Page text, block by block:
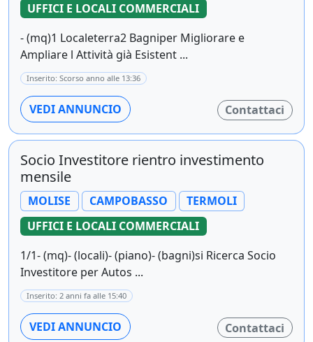
UFFICI E LOCALI COMMERCIALI
- (mq)1 Localeterra2 Bagniper Migliorare e
Ampliare l Attività già Esistent ...
Inserito: Scorso anno alle 13:36
VEDI ANNUNCIO Contattaci
Socio Investitore rientro investimento
mensile
MOLISE CAMPOBASSO
TERMOLI
UFFICI E LOCALI COMMERCIALI
1/1- (mq)- (locali)- (piano)- (bagni)si Ricerca Socio
Investitore per Autos ...
Inserito: 2 anni fa alle 15:40
VEDI ANNUNCIO Contattaci